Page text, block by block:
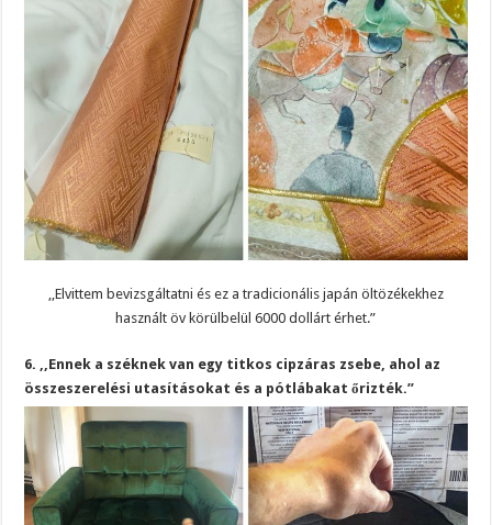
,,Elvittem bevizsgáltatni és ez a tradicionális japán öltözékekhez
használt öv körülbelül 6000 dollárt érhet.”
6. ,,Ennek a széknek van egy titkos cipzáras zsebe, ahol az
összeszerelési utasításokat és a pótlábakat őrizték.”